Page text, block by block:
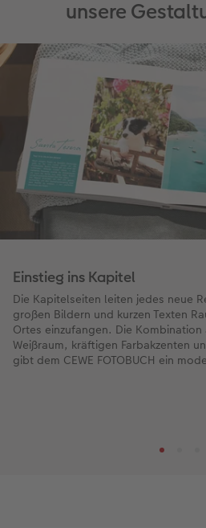
unsere
Einstieg ins Kapitel
Die Kapitelseiten leiten jedes neue
großen Bildern und kurzen Texten
Ortes einzufangen. Die
Weißraum, kräftigen Farbakzenten
gibt dem CEWE FOTOBUCH ein